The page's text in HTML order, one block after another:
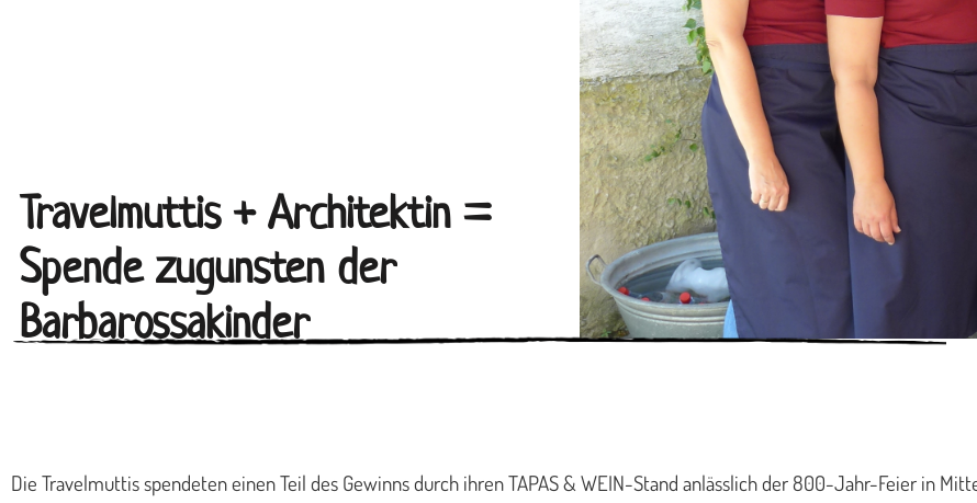
Travelmuttis + Architektin =
Spende zugunsten der
Barbarossakinder
Die Travelmuttis spendeten einen Teil des Gewinns durch ihren TAPAS & WEIN-Stand anlässlich der 800-Jahr-Feier in